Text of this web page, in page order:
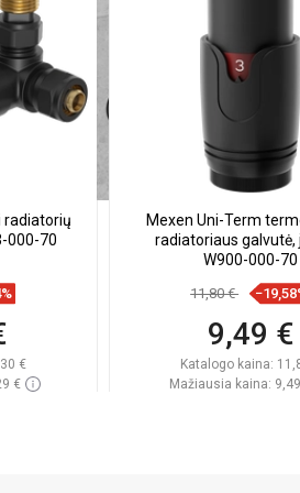
radiatorių
000-70
€
€
Mexen Uni-Term
radiatoriaus galvutė,
W900-000-70
11,80 €
9,49 €
Katalogo kaina:
Mažiausia kaina: